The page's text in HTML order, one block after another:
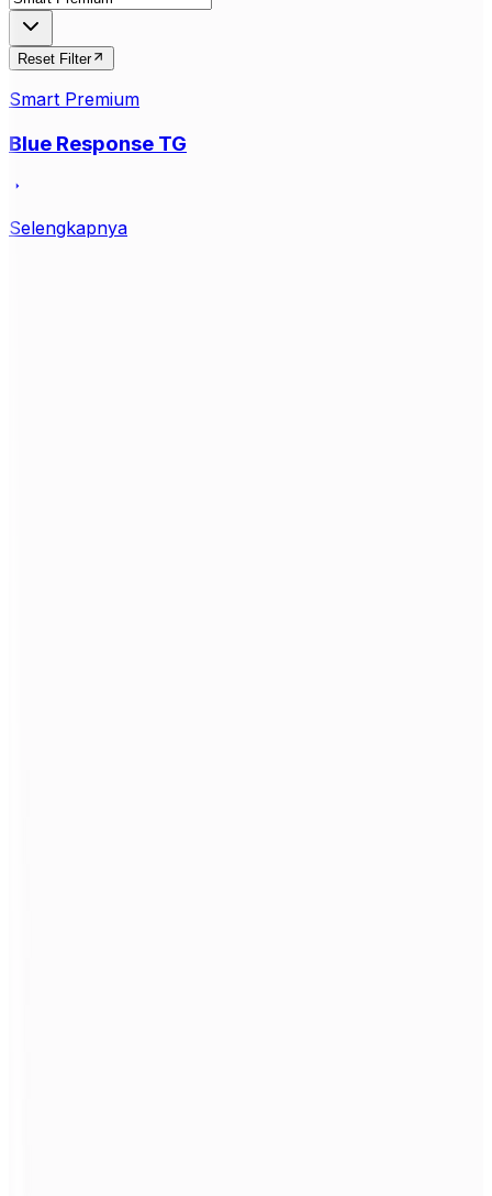
Reset Filter
Smart Premium
Blue Response TG
Selengkapnya